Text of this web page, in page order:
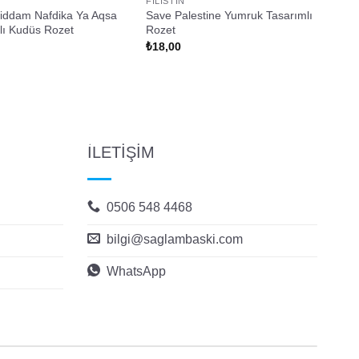
Nafdika Ya Aqsa
Kudüs Rozet
Save Palestine Yumruk Tasarımlı
Rozet
₺18,00
İLETİŞİM
0506 548 4468
bilgi@saglambaski.com
WhatsApp